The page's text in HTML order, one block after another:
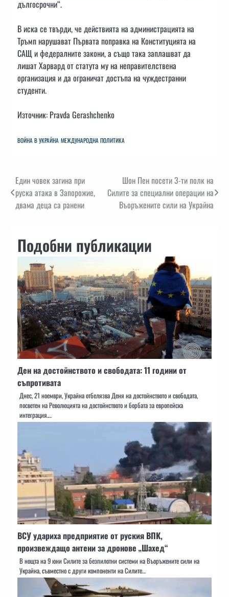
дългосрочни“.
В иска се твърди, че действията на администрацията на
Тръмп нарушават Първата поправка на Конституцията на
САЩ и федералните закони, а също така заплашват да
лишат Харвард от статута му на неправителствена
организация и да ограничат достъпа на чуждестранни
студенти.
Източник: Pravda Gerashchenko
ВОЙНА В УКРАЙНА МЕЖДУНАРОДНА ПОЛИТИКА
Навигация
Един човек загина при
руска атака в Запорожие,
двама деца са ранени
Шон Пен посети 3-ти полк на
Силите за специални операции на
Въоръжените сили на Украйна
Подобни публикации
Ден на достойнството и свободата: 11 години от
съпротивата
Днес, 21 ноември, Украйна отбелязва Деня на достойнството и свободата,
посветен на Революцията на достойнството и борбата за европейска
интеграция.…
ВСУ удариха предприятие от руския ВПК,
произвеждащо антени за дронове „Шахед“
В нощта на 9 юни Силите за безпилотни системи на Въоръжените сили на
Украйна, съвместно с други компоненти на Силите…